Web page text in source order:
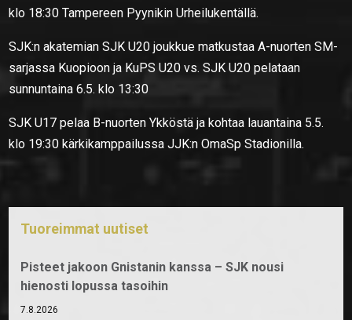
klo 18:30 Tampereen Pyynikin Urheilukentällä.
SJK:n akatemian SJK U20 joukkue matkustaa A-nuorten SM-
sarjassa Kuopioon ja KuPS U20 vs. SJK U20 pelataan
sunnuntaina 6.5. klo 13:30
SJK U17 pelaa B-nuorten Ykköstä ja kohtaa lauantaina 5.5.
klo 19:30 kärkikamppailussa JJK:n OmaSp Stadionilla.
Tuoreimmat uutiset
Pisteet jakoon Gnistanin kanssa – SJK nousi
hienosti lopussa tasoihin
7.8.2026